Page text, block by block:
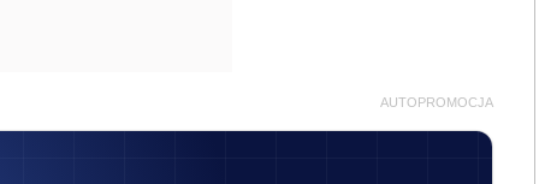
AUTOPROMOCJA